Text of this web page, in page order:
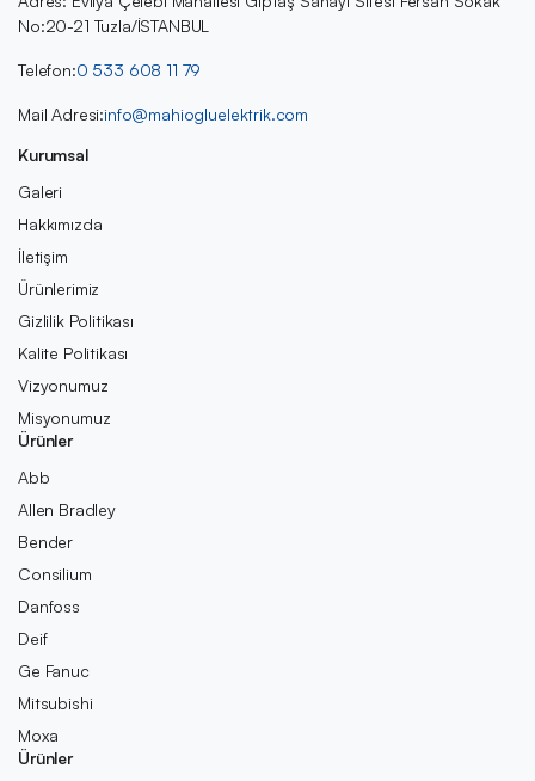
No:20-21 Tuzla/İSTANBUL
Telefon:0 533 608 11 79
Mail Adresi:info@mahiogluelektrik.com
Kurumsal
Galeri
Hakkımızda
İletişim
Ürünlerimiz
Gizlilik Politikası
Kalite Politikası
Vizyonumuz
Misyonumuz
Ürünler
Abb
Allen Bradley
Bender
Consilium
Danfoss
Deif
Ge Fanuc
Mitsubishi
Moxa
Ürünler